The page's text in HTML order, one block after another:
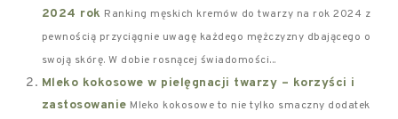
2024 rok Ranking męskich kremów do twarzy na rok 2024 z
pewnością przyciągnie uwagę każdego mężczyzny dbającego o
swoją skórę. W dobie rosnącej świadomości...
Mleko kokosowe w pielęgnacji twarzy – korzyści i
zastosowanie Mleko kokosowe to nie tylko smaczny dodatek